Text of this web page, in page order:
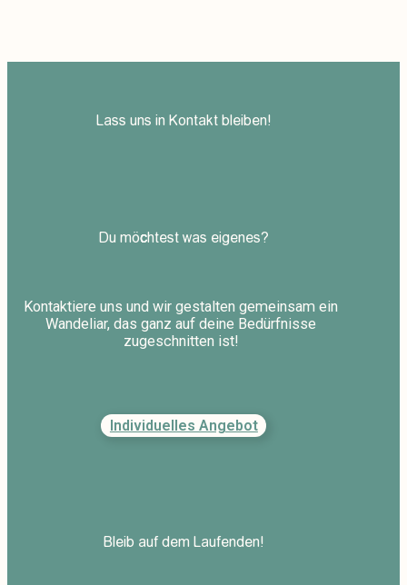
Lass uns in Kontakt bleiben!
Du möchtest was eigenes?
Kontaktiere uns und wir gestalten gemeinsam ein
Wandeliar, das ganz auf deine Bedürfnisse
zugeschnitten ist!
Individuelles Angebot
Bleib auf dem Laufenden!